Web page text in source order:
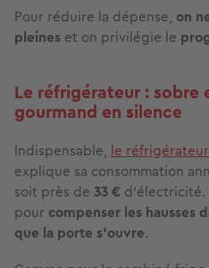
Pour réduire la dépense, on
pleines et on privilégie le
Le réfrigérateur : sobre
gourmand en silence
Indispensable, le réfrigérateur
explique sa consommation
soit près de 33 € d’électricité.
pour compenser les hausses
que la porte s’ouvre.